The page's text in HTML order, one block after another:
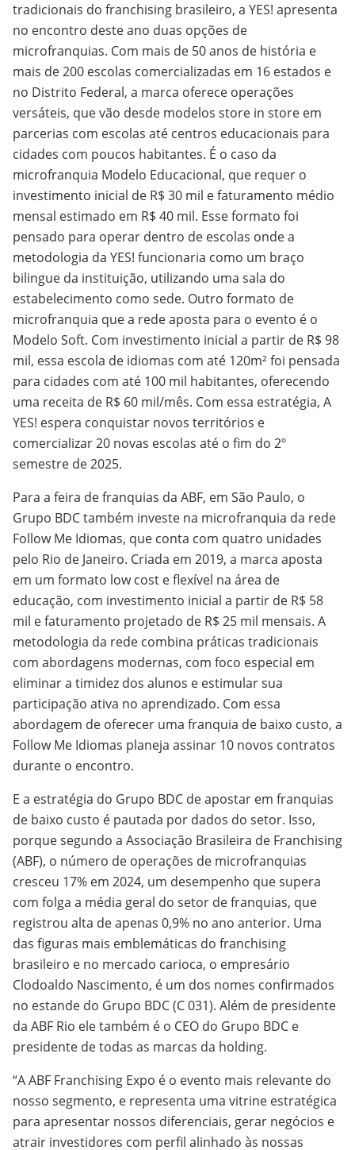
tradicionais do franchising brasileiro, a YES! apresenta
no encontro deste ano duas opções de
microfranquias. Com mais de 50 anos de história e
mais de 200 escolas comercializadas em 16 estados e
no Distrito Federal, a marca oferece operações
versáteis, que vão desde modelos store in store em
parcerias com escolas até centros educacionais para
cidades com poucos habitantes. É o caso da
microfranquia Modelo Educacional, que requer o
investimento inicial de R$ 30 mil e faturamento médio
mensal estimado em R$ 40 mil. Esse formato foi
pensado para operar dentro de escolas onde a
metodologia da YES! funcionaria como um braço
bilingue da instituição, utilizando uma sala do
estabelecimento como sede. Outro formato de
microfranquia que a rede aposta para o evento é o
Modelo Soft. Com investimento inicial a partir de R$ 98
mil, essa escola de idiomas com até 120m² foi pensada
para cidades com até 100 mil habitantes, oferecendo
uma receita de R$ 60 mil/mês. Com essa estratégia, A
YES! espera conquistar novos territórios e
comercializar 20 novas escolas até o fim do 2º
semestre de 2025.
Para a feira de franquias da ABF, em São Paulo, o
Grupo BDC também investe na microfranquia da rede
Follow Me Idiomas, que conta com quatro unidades
pelo Rio de Janeiro. Criada em 2019, a marca aposta
em um formato low cost e flexível na área de
educação, com investimento inicial a partir de R$ 58
mil e faturamento projetado de R$ 25 mil mensais. A
metodologia da rede combina práticas tradicionais
com abordagens modernas, com foco especial em
eliminar a timidez dos alunos e estimular sua
participação ativa no aprendizado. Com essa
abordagem de oferecer uma franquia de baixo custo, a
Follow Me Idiomas planeja assinar 10 novos contratos
durante o encontro.
E a estratégia do Grupo BDC de apostar em franquias
de baixo custo é pautada por dados do setor. Isso,
porque segundo a Associação Brasileira de Franchising
(ABF), o número de operações de microfranquias
cresceu 17% em 2024, um desempenho que supera
com folga a média geral do setor de franquias, que
registrou alta de apenas 0,9% no ano anterior. Uma
das figuras mais emblemáticas do franchising
brasileiro e no mercado carioca, o empresário
Clodoaldo Nascimento, é um dos nomes confirmados
no estande do Grupo BDC (C 031). Além de presidente
da ABF Rio ele também é o CEO do Grupo BDC e
presidente de todas as marcas da holding.
“A ABF Franchising Expo é o evento mais relevante do
nosso segmento, e representa uma vitrine estratégica
para apresentar nossos diferenciais, gerar negócios e
atrair investidores com perfil alinhado às nossas